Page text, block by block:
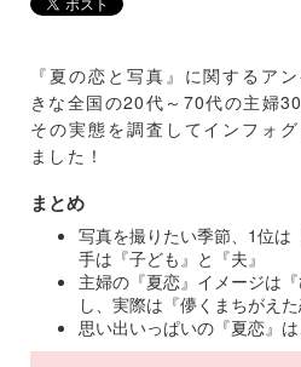
『夏の恋と写真』に関するア
きな全国の20代～70代の主婦
その実態を調査してインフォ
ました！
まとめ
写真を撮りたい季節、1位は
手は『子ども』と『夫』
主婦の『夏恋』イメージは
し、実際は『儚くまちがえ
思い出いっぱいの『夏恋』